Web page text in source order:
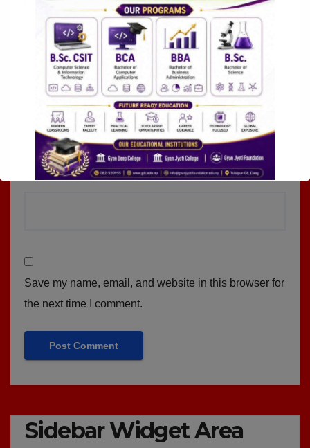
Email*
Website
Save my name, email, and website in this browser for
the next time I comment.
Sidebar Widget Area